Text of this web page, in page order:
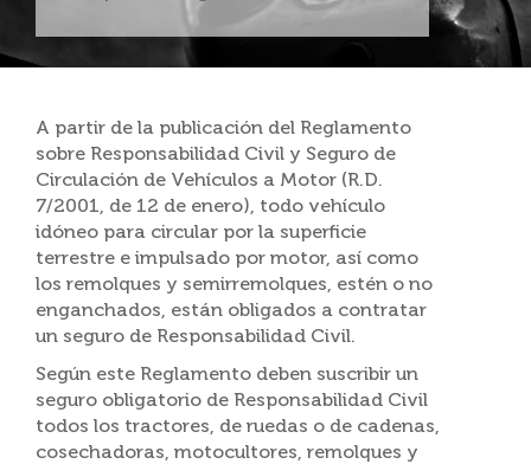
A partir de la publicación del Reglamento
sobre Responsabilidad Civil y Seguro de
Circulación de Vehículos a Motor (R.D.
7/2001, de 12 de enero), todo vehículo
idóneo para circular por la superficie
terrestre e impulsado por motor, así como
los remolques y semirremolques, estén o no
enganchados, están obligados a contratar
un seguro de Responsabilidad Civil.
Según este Reglamento deben suscribir un
seguro obligatorio de Responsabilidad Civil
todos los tractores, de ruedas o de cadenas,
cosechadoras, motocultores, remolques y